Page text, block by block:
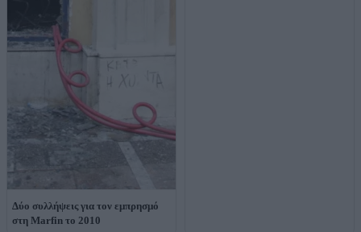
Δύο συλλήψεις για τον εμπρησμό
στη Marfin το 2010